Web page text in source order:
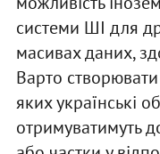
системи ШІ для
масивах даних,
Варто
яких українські
отримуватимуть